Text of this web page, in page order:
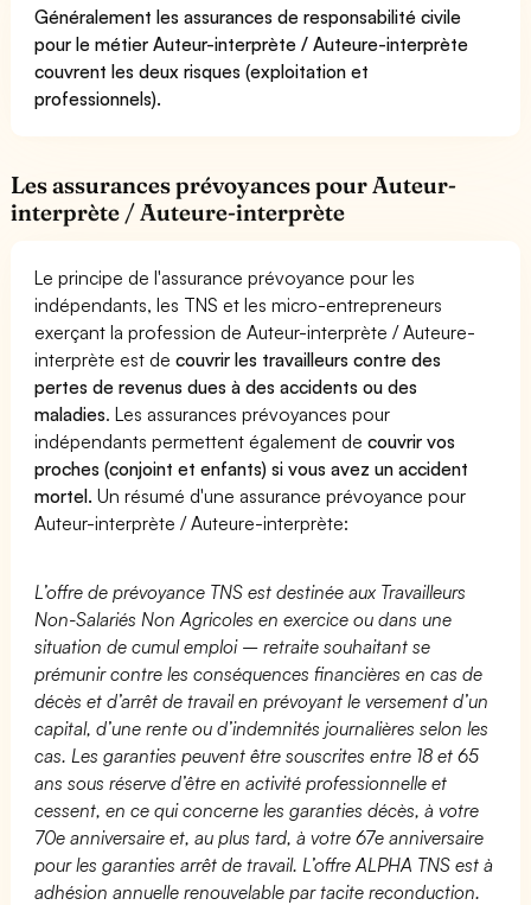
Généralement les assurances de responsabilité civile
pour le métier Auteur-interprète / Auteure-interprète
couvrent les deux risques (exploitation et
professionnels).
Les assurances prévoyances pour Auteur-
interprète / Auteure-interprète
Le principe de l'assurance prévoyance pour les
indépendants, les TNS et les micro-entrepreneurs
exerçant la profession de Auteur-interprète / Auteure-
interprète est decouvrir les travailleurs contre des
pertes de revenus dues à des accidents ou des
maladies. Les assurances prévoyances pour
indépendants permettent également decouvrir vos
proches (conjoint et enfants) si vous avez un accident
mortel. Un résumé d'une assurance prévoyance pour
Auteur-interprète / Auteure-interprète:
L’offre de prévoyance TNS est destinée aux Travailleurs
Non-Salariés Non Agricoles en exercice ou dans une
situation de cumul emploi – retraite souhaitant se
prémunir contre les conséquences financières en cas de
décès et d’arrêt de travail en prévoyant le versement d’un
capital, d’une rente ou d’indemnités journalières selon les
cas. Les garanties peuvent être souscrites entre 18 et 65
ans sous réserve d’être en activité professionnelle et
cessent, en ce qui concerne les garanties décès, à votre
70e anniversaire et, au plus tard, à votre 67e anniversaire
pour les garanties arrêt de travail. L’offre ALPHA TNS est à
adhésion annuelle renouvelable par tacite reconduction.